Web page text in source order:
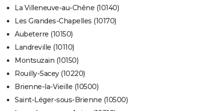
La Villeneuve-au-Chêne (10140)
Les Grandes-Chapelles (10170)
Aubeterre (10150)
Landreville (10110)
Montsuzain (10150)
Rouilly-Sacey (10220)
Brienne-la-Vieille (10500)
Saint-Léger-sous-Brienne (10500)